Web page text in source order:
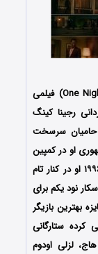
رجینا کینگ
حامیان سرسخت
او در کمپین
اوباما به فعالیت و تبلیغات می‌پرداخت؛ در سال ۱۹۹۶ او در کنار تام
نود یکم برای
بهترین بازیگر
ستارگانی
لزلی اودوم